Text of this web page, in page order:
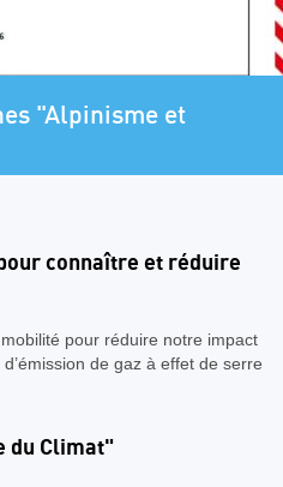
SAE 2026-2027
connaître et réduire
pour réduire notre impact
de gaz à effet de serre
du Climat"